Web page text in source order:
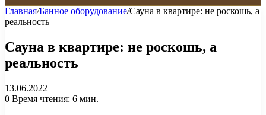
Главная/Банное оборудование/Сауна в квартире: не роскошь, а
реальность
Сауна в квартире: не роскошь, а
реальность
13.06.2022
0 Время чтения: 6 мин.